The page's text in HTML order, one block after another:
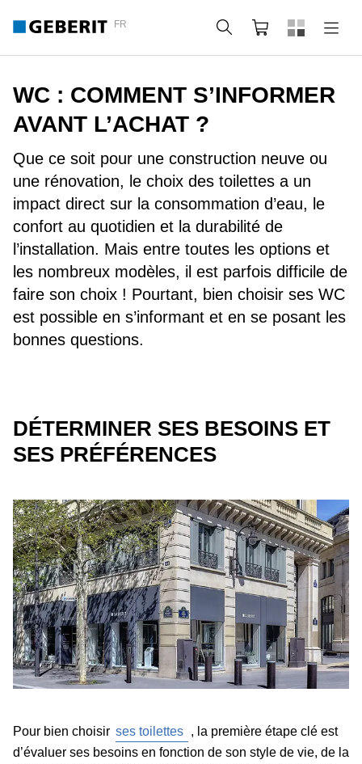
FR Rechercher
Panier
WC : COMMENT S’INFORMER
AVANT L’ACHAT ?
Que ce soit pour une construction neuve ou
une rénovation, le choix des toilettes a un
impact direct sur la consommation d’eau, le
confort au quotidien et la durabilité de
l’installation. Mais entre toutes les options et
les nombreux modèles, il est parfois difficile de
faire son choix ! Pourtant, bien choisir ses WC
est possible en s’informant et en se posant les
bonnes questions.
DÉTERMINER SES BESOINS ET
SES PRÉFÉRENCES
Pour bien choisir ses toilettes , la première étape clé est
d’évaluer ses besoins en fonction de son style de vie, de la